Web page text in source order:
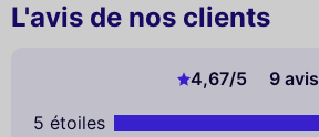
L'avis de nos clients
4,67/5
9 avis
5 étoiles